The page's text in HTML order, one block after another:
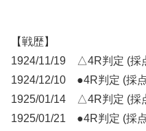
【戦歴】
1924/11/19 △4R判定 (採
1924/12/10 ●4R判定 (採
1925/01/14 △4R判定 (採
1925/01/21 ●4R判定 (採